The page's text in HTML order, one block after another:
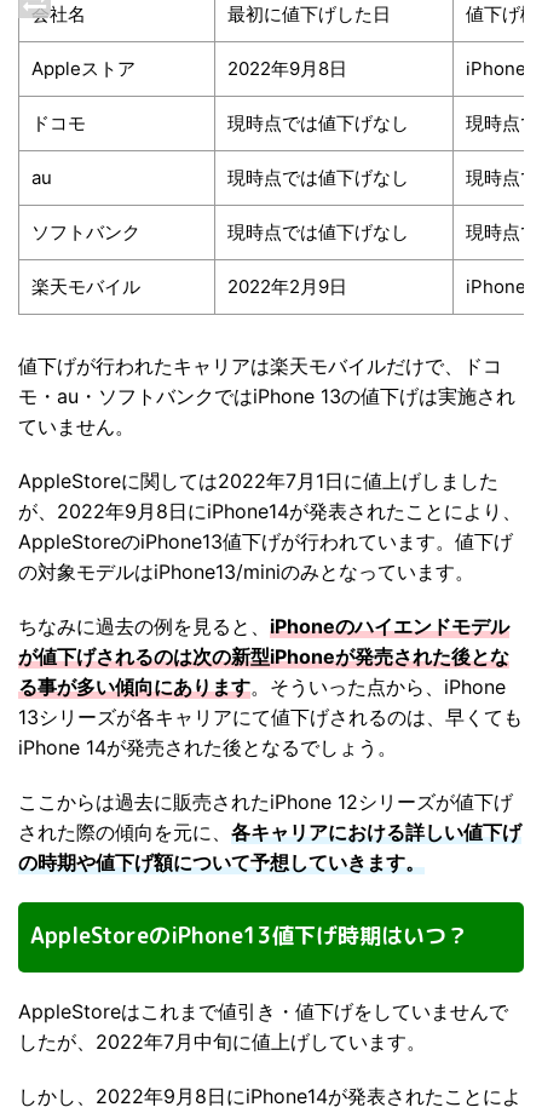
会社名 最初に値下げした日 値下げ
Appleストア 2022年9月8日
ドコモ 現時点では値下げなし 現時点
au 現時点では値下げなし 現時点
ソフトバンク 現時点では値下げなし 現時点
楽天モバイル 2022年2月9日
値下げが行われたキャリアは楽天モバイルだけで、ドコ
モ・au・ソフトバンクではiPhone 13の値下げは実施され
ていません。
AppleStoreに関しては2022年7月1日に値上げしました
が、2022年9月8日にiPhone14が発表されたことにより、
AppleStoreのiPhone13値下げが行われています。値下げ
の対象モデルはiPhone13/miniのみとなっています。
ちなみに過去の例を見ると、 iPhoneのハイエンドモデル
が値下げされるのは次の新型iPhoneが発売された後とな
る事が多い傾向にあります。そういった点から、iPhone
13シリーズが各キャリアにて値下げされるのは、早くても
iPhone 14が発売された後となるでしょう。
ここからは過去に販売されたiPhone 12シリーズが値下げ
された際の傾向を元に、 各キャリアにおける詳しい値下げ
の時期や値下げ額について予想していきます。
AppleStoreのiPhone13値下げ時期はいつ？
AppleStoreはこれまで値引き・値下げをしていませんで
したが、2022年7月中旬に値上げしています。
しかし、2022年9月8日にiPhone14が発表されたことによ